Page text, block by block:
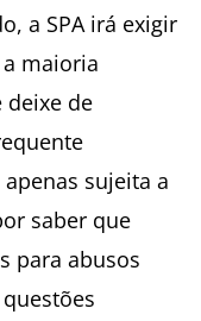
a SPA irá exigir
maioria
de
sujeita a
saber que
para abusos